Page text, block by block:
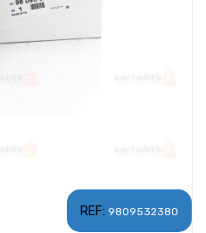
REF: 9809532380